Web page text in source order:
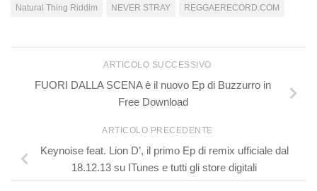
Natural Thing Riddim
NEVER STRAY REGGAERECORD.COM
ARTICOLO SUCCESSIVO
FUORI DALLA SCENA è il nuovo Ep di Buzzurro in
Free Download
ARTICOLO PRECEDENTE
Keynoise feat. Lion D’, il primo Ep di remix ufficiale dal
18.12.13 su ITunes e tutti gli store digitali